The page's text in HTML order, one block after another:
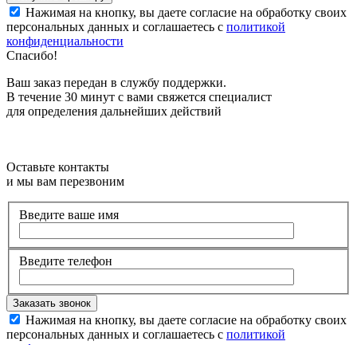
Нажимая на кнопку, вы даете согласие на обработку своих
персональных данных и соглашаетесь с политикой
конфиденциальности
Спасибо!
Ваш заказ передан в службу поддержки.
В течение 30 минут с вами свяжется специалист
для определения дальнейших действий
Оставьте контакты
и мы вам перезвоним
Введите ваше имя
Введите телефон
Нажимая на кнопку, вы даете согласие на обработку своих
персональных данных и соглашаетесь с политикой